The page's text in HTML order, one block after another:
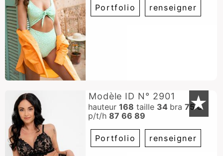
Portfolio renseigner
★
Modèle ID N° 2901
hauteur 168 taille 34 bra 75 C
p/t/h 87 66 89
Portfolio renseigner